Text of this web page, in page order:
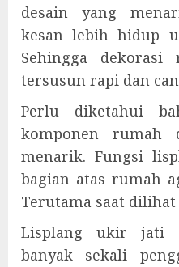
desain yang
kesan lebih hidup
Sehingga
tersusun rapi dan
Perlu diketahui
komponen rumah
menarik. Fungsi
bagian atas rumah
Terutama saat
Lisplang ukir jati
banyak sekali